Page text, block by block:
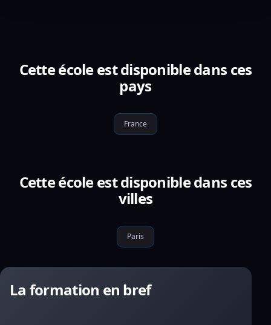
Cette école est disponible dans ces
pays
France
Cette école est disponible dans ces
villes
Paris
La formation en bref